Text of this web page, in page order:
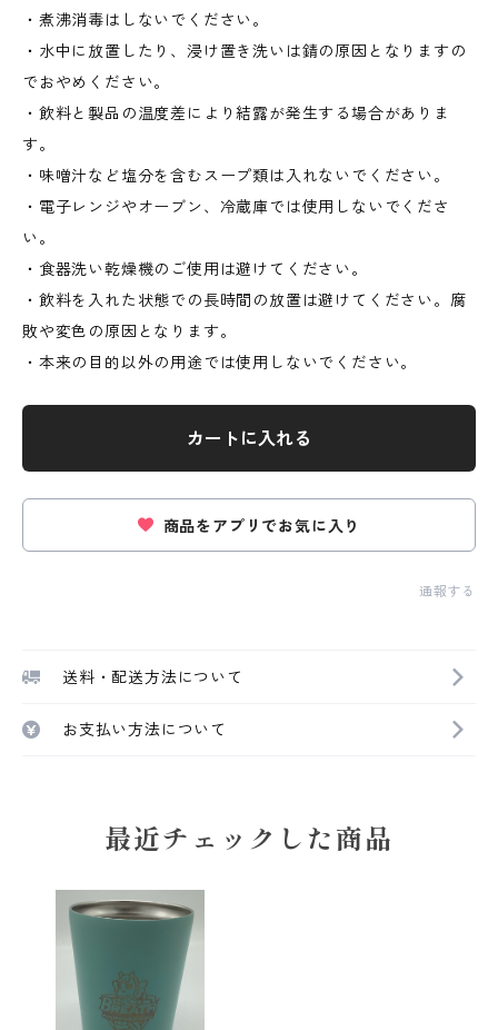
・煮沸消毒はしないでください。
・水中に放置したり、浸け置き洗いは錆の原因となりますの
でおやめください。
・飲料と製品の温度差により結露が発生する場合がありま
す。
・味噌汁など塩分を含むスープ類は入れないでください。
・電子レンジやオーブン、冷蔵庫では使用しないでくださ
い。
・食器洗い乾燥機のご使用は避けてください。
・飲料を入れた状態での長時間の放置は避けてください。腐
敗や変色の原因となります。
・本来の目的以外の用途では使用しないでください。
カートに入れる
商品をアプリでお気に入り
通報する
送料・配送方法について
お支払い方法について
最近チェックした商品